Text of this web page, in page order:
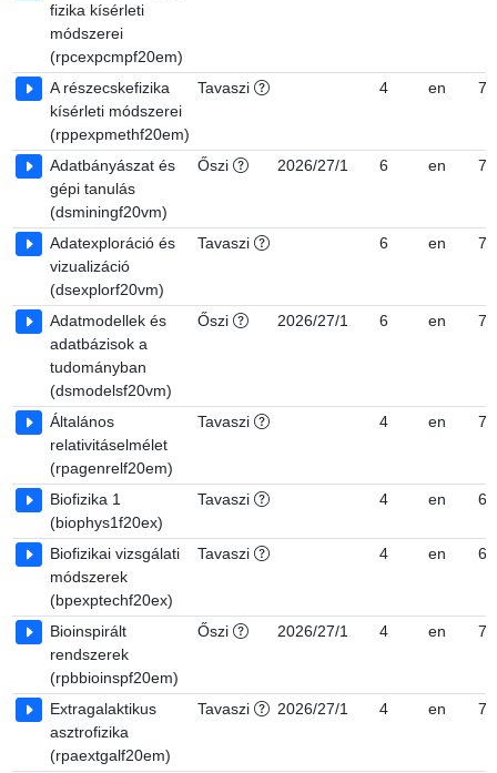
fizika kísérleti
módszerei
(rpcexpcmpf20em)
A részecskefizika
kísérleti módszerei
(rppexpmethf20em)
Tavaszi 4 en 7
Adatbányászat és
gépi tanulás
(dsminingf20vm)
Őszi 2026/27/1 6 en 7
Adatexploráció és
vizualizáció
(dsexplorf20vm)
Tavaszi 6 en 7
Adatmodellek és
adatbázisok a
tudományban
(dsmodelsf20vm)
Őszi 2026/27/1 6 en 7
Általános
relativitáselmélet
(rpagenrelf20em)
Tavaszi 4 en 7
Biofizika 1
(biophys1f20ex)
Tavaszi 4 en 6,
Biofizikai vizsgálati
módszerek
(bpexptechf20ex)
Tavaszi 4 en 6,
Bioinspirált
rendszerek
(rpbbioinspf20em)
Őszi 2026/27/1 4 en 7
Extragalaktikus
asztrofizika
(rpaextgalf20em)
Tavaszi 2026/27/1 4 en 7